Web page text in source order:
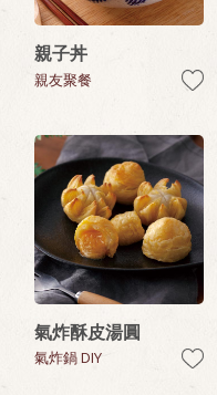
親子丼
親友聚餐
氣炸酥皮湯圓
氣炸鍋 DIY